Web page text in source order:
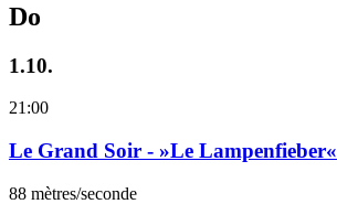
Do
1.10.
21:00
Le Grand Soir - »Le Lampenfieber«
88 mètres/seconde